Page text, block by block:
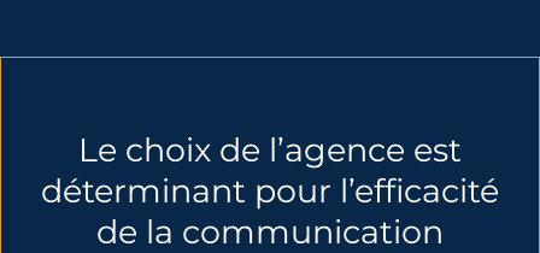
Le choix de l’agence est
déterminant pour l’efficacité
de la communication